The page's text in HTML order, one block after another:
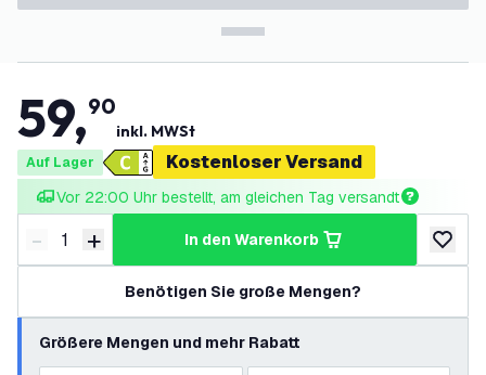
59,90
inkl. MWSt
Auf Lager Kostenloser Versand
Vor 22:00 Uhr bestellt, am gleichen Tag versandt
Menge verringern
- Menge erhöhen
+ in den Warenkorb
zur
Benötigen Sie große Mengen?
Größere Mengen und mehr Rabatt